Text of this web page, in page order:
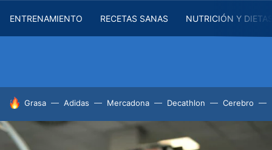
ENTRENAMIENTO RECETAS SANAS NUTRICIÓN Y
HOY SE HABLA DE
Grasa Adidas Mercadona Decathlon Cerebro